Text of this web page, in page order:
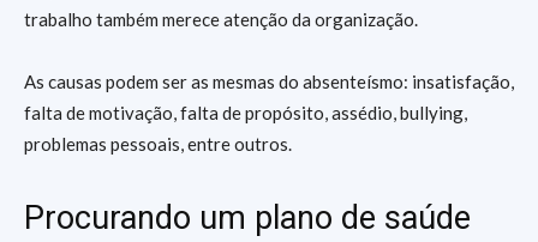
trabalho também merece atenção da organização.
As causas podem ser as mesmas do absenteísmo: insatisfação,
falta de motivação, falta de propósito, assédio, bullying,
problemas pessoais, entre outros.
Procurando um plano de saúde